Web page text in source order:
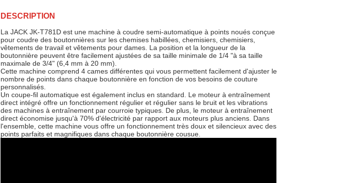
DESCRIPTION
La JACK JK-T781D est une machine à coudre semi-automatique à points noués conçue
pour coudre des boutonnières sur les chemises habillées, chemisiers, chemisiers,
vêtements de travail et vêtements pour dames. La position et la longueur de la
boutonnière peuvent être facilement ajustées de sa taille minimale de 1/4 "à sa taille
maximale de 3/4" (6,4 mm à 20 mm).
Cette machine comprend 4 cames différentes qui vous permettent facilement d'ajuster le
nombre de points dans chaque boutonnière en fonction de vos besoins de couture
personnalisés.
Un coupe-fil automatique est également inclus en standard. Le moteur à entraînement
direct intégré offre un fonctionnement régulier et régulier sans le bruit et les vibrations
des machines à entraînement par courroie typiques. De plus, le moteur à entraînement
direct économise jusqu'à 70% d'électricité par rapport aux moteurs plus anciens. Dans
l'ensemble, cette machine vous offre un fonctionnement très doux et silencieux avec des
points parfaits et magnifiques dans chaque boutonnière cousue.